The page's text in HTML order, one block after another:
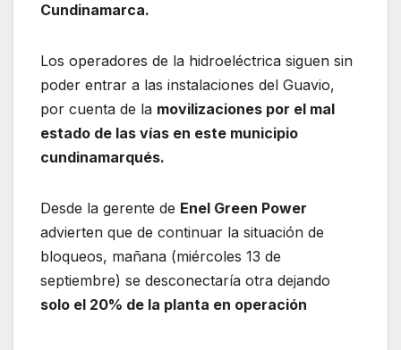
Cundinamarca.
Los operadores de la hidroeléctrica siguen sin
poder entrar a las instalaciones del Guavio,
por cuenta de la movilizaciones por el mal
estado de las vías en este municipio
cundinamarqués.
Desde la gerente de Enel Green Power
advierten que de continuar la situación de
bloqueos, mañana (miércoles 13 de
septiembre) se desconectaría otra dejando
solo el 20% de la planta en operación